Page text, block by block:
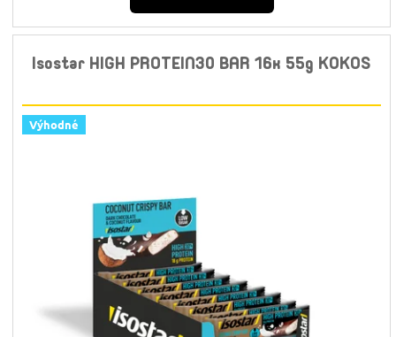
Isostar HIGH PROTEIN30 BAR 16x 55g KOKOS
Výhodné